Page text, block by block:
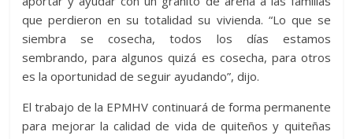
que perdieron en su totalidad su vivienda. “Lo que se
siembra se cosecha, todos los días estamos
sembrando, para algunos quizá es cosecha, para otros
es la oportunidad de seguir ayudando”, dijo.
El trabajo de la EPMHV continuará de forma permanente
para mejorar la calidad de vida de quiteños y quiteñas